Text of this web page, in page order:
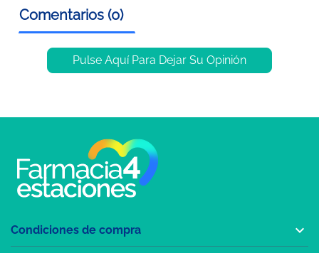
Comentarios (0)
Pulse Aquí Para Dejar Su Opinión
Condiciones de compra 